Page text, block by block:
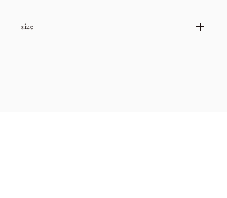
どは、ご利用ガイドをチェック頂き、気
size